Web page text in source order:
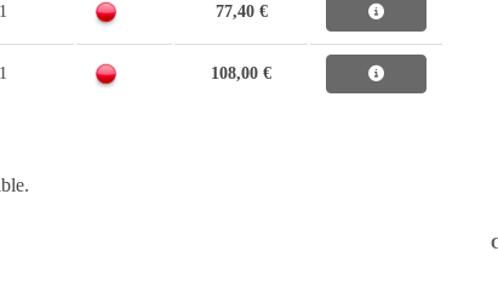
1 77,40 €
1 108,00 €